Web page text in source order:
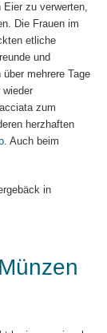
zu verwerten,
Die Frauen im
etliche
und
mehrere Tage
wieder
zum
herzhaften
. Auch beim